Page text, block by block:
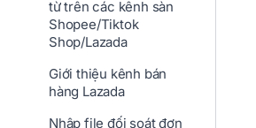
từ trên các kênh sàn
Shopee/Tiktok
Shop/Lazada
Giới thiệu kênh bán
hàng Lazada
Nhập file đối soát đơn